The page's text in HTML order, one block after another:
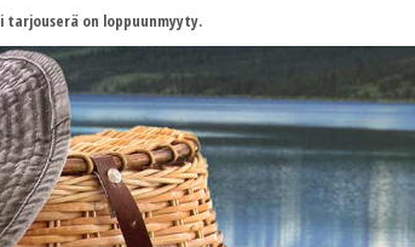
on loppuunmyyty.